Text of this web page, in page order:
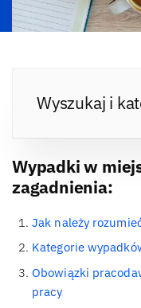
Wyszukaj i
Wypadki w
zagadnienia:
Jak należy
Kategorie
Obowiązki
pracy